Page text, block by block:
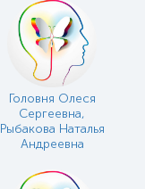
Головня Олеся
Сергеевна,
Рыбакова Наталья
Андреевна